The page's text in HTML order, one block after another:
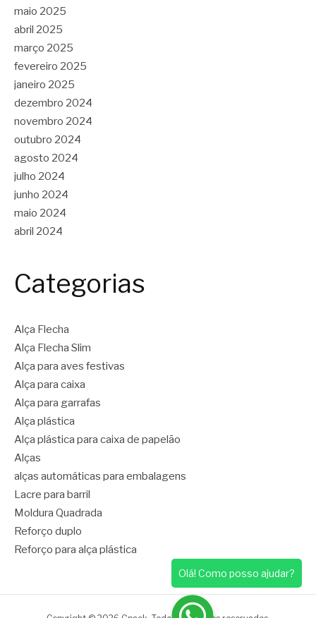
maio 2025
abril 2025
março 2025
fevereiro 2025
janeiro 2025
dezembro 2024
novembro 2024
outubro 2024
agosto 2024
julho 2024
junho 2024
maio 2024
abril 2024
Categorias
Alça Flecha
Alça Flecha Slim
Alça para aves festivas
Alça para caixa
Alça para garrafas
Alça plástica
Alça plástica para caixa de papelão
Alças
alças automáticas para embalagens
Lacre para barril
Moldura Quadrada
Reforço duplo
Reforço para alça plástica
Olá! Como posso ajudar?